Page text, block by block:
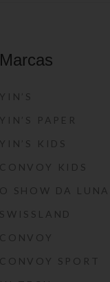
Marcas
YIN’S
YIN’S PAPER
YIN’S KIDS
CONVOY KIDS
O SHOW DA
SWISSLAND
CONVOY
CONVOY SPORT